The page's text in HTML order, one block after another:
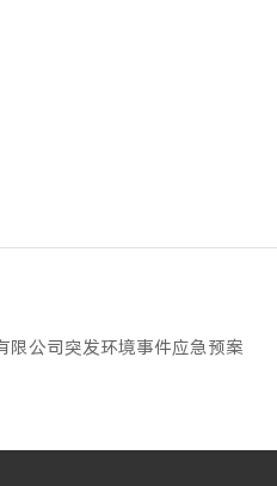
限公司突发环境事件应急预案